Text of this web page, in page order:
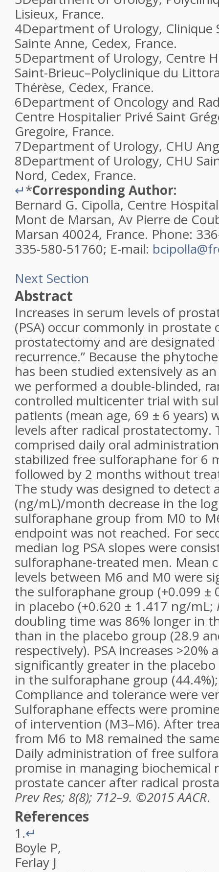
Lisieux, France.
4Department of Urology, Clinique
Sainte Anne, Cedex, France.
5Department of Urology, Centre
Saint-Brieuc–Polyclinique du
Thérèse, Cedex, France.
6Department of Oncology and
Centre Hospitalier Privé Saint
Gregoire, France.
7Department of Urology, CHU
8Department of Urology, CHU
Nord, Cedex, France.
↵*Corresponding Author:
Bernard G. Cipolla, Centre
Mont de Marsan, Av Pierre de
Marsan 40024, France. Phone:
335-580-51760; E-mail:
Next Section
Abstract
Increases in serum levels of
(PSA) occur commonly in prostate
prostatectomy and are designated
recurrence.” Because the
has been studied extensively as
we performed a double-blinded,
controlled multicenter trial with
patients (mean age, 69 ± 6 years)
levels after radical prostatectomy.
comprised daily oral
stabilized free sulforaphane for 6
followed by 2 months without
The study was designed to detect
(ng/mL)/month decrease in the
sulforaphane group from M0 to
endpoint was not reached. For
median log PSA slopes were
sulforaphane-treated men. Mean
levels between M6 and M0 were
the sulforaphane group (+0.099 ±
in placebo (+0.620 ± 1.417 ng/mL;
doubling time was 86% longer in
than in the placebo group (28.9
respectively). PSA increases >20%
significantly greater in the
in the sulforaphane group
Compliance and tolerance were
Sulforaphane effects were
of intervention (M3–M6). After
from M6 to M8 remained the
Daily administration of free
promise in managing biochemical
prostate cancer after radical
Prev Res; 8(8); 712–9. ©2015 AACR.
References
1.↵
Boyle P,
Ferlay J